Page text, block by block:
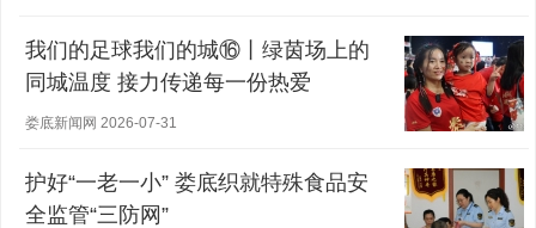
我们的足球我们的城⑯丨绿茵场上的
同城温度 接力传递每一份热爱
娄底新闻网 2026-07-31
护好“一老一小” 娄底织就特殊食品安
全监管“三防网”